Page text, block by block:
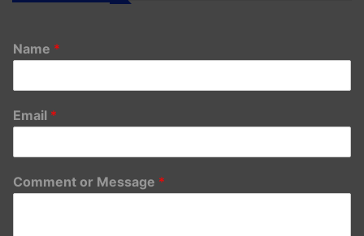
Name *
Email *
Comment or Message *